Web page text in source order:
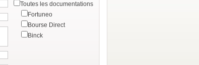
Toutes les documentations
Fortuneo
Bourse Direct
Binck